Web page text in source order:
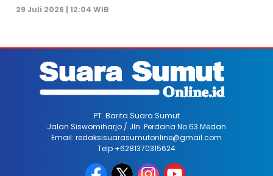
29 Juli 2026 | 12:04 WIB
PT. Barita Suara Sumut
Jalan Siswomiharjo / Jln. Perdana No.63 Medan
Email: redaksisuarasumutonline@gmail.com
Telp +6281370315624